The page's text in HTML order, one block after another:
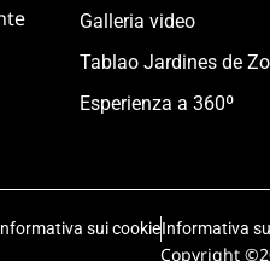
Galleria video
Tablao Jardines de
Esperienza a 360º
sui cookieInformativa
Copyright